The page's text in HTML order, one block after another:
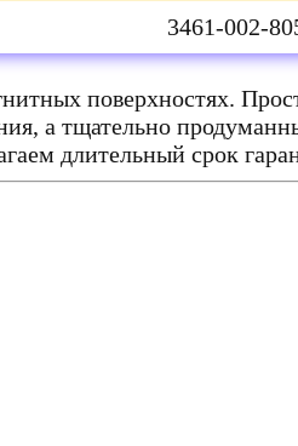
3461-002-
поверхностях.
а тщательно
длительный срок